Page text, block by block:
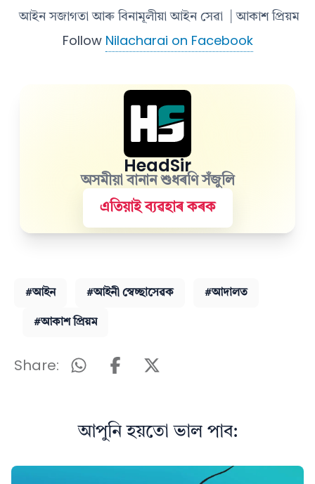
আইন সজাগতা আৰু বিনামূলীয়া আইন সেৱা | আকাশ প্ৰিয়ম
Follow Nilacharai on Facebook
HeadSir
অসমীয়া বানান শুধৰণি সঁজুলি
এতিয়াই ব্যৱহাৰ কৰক
#আইন #আইনী স্বেচ্ছাসেৱক #আদালত
#আকাশ প্ৰিয়ম
Share:
আপুনি হয়তো ভাল পাব: